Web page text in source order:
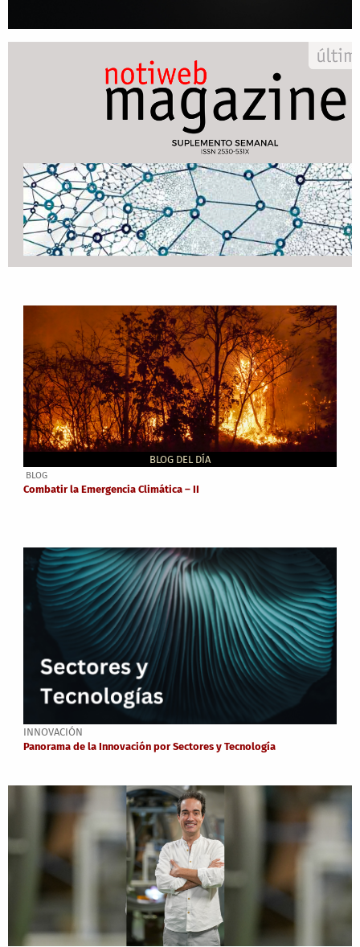
BLOG DEL DÍA
BLOG
Combatir la Emergencia Climática – II
INNOVACIÓN
Panorama de la Innovación por Sectores y Tecnología